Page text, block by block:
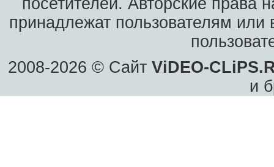
посетителей. Авторские права
принадлежат пользователям или
2008-2026 © Сайт ViDEO-
и